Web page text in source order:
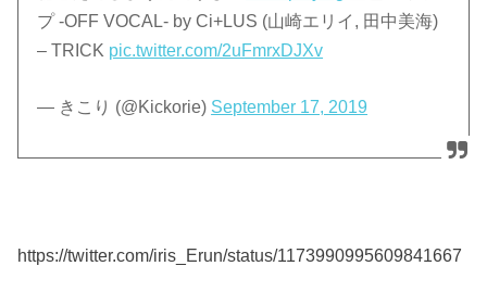
プ -OFF VOCAL- by Ci+LUS (山崎エリイ, 田中美海)
– TRICK pic.twitter.com/2uFmrxDJXv
— きこり (@Kickorie) September 17, 2019
https://twitter.com/iris_Erun/status/1173990995609841667